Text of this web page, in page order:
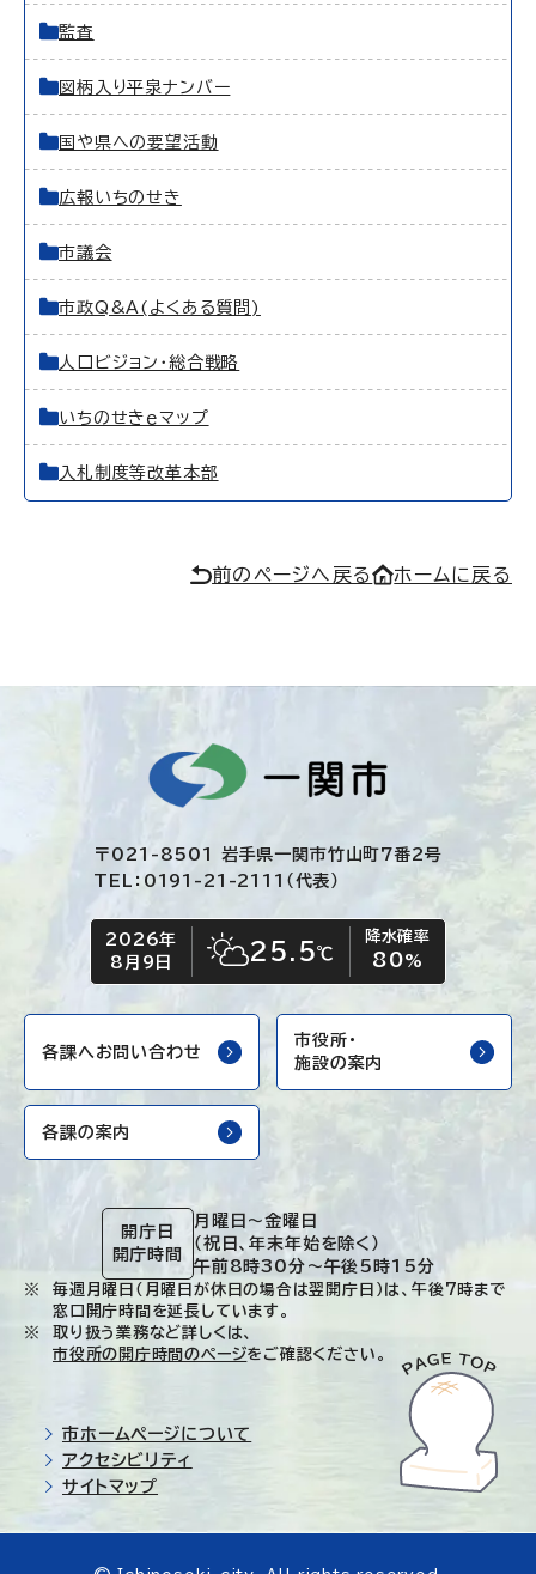
監査
図柄入り平泉ナンバー
国や県への要望活動
広報いちのせき
市議会
市政Q&A(よくある質問)
人口ビジョン・総合戦略
いちのせきｅマップ
入札制度等改革本部
前のページへ戻る ホームに戻る
〒021-8501 岩手県一関市竹山町7番2号
TEL：0191-21-2111（代表）
今日の日付
2026年
8月9日
今日の天気
晴れ時々くもり
25.5℃
降水確率
80%
各課へお問い合わせ
市役所・
施設の案内
各課の案内
開庁日
開庁時間
月曜日～金曜日
（祝日、年末年始を除く）
午前8時30分～午後5時15分
毎週月曜日（月曜日が休日の場合は翌開庁日）は、午後7時まで
窓口開庁時間を延長しています。
取り扱う業務など詳しくは、
市役所の開庁時間のページをご確認ください。
市ホームページについて
アクセシビリティ
サイトマップ